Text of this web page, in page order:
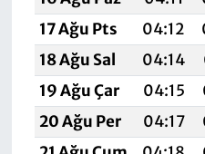
17 Ağu Pts
04:12
18 Ağu Sal
04:14
19 Ağu Çar
04:15
20 Ağu Per
04:17